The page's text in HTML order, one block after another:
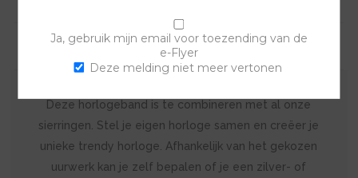
VRAGEN?
Deze horlogeband is te combineren met al onze
sierringen. Stel je eigen horloge samen en creëer je
unieke trendy horloge. Afhankelijk van het gekozen
uurwerk kan je zelf bepalen of je een zilver- of
Ja, gebruik mijn email voor toezending van de
e-Flyer
Deze melding niet meer vertonen